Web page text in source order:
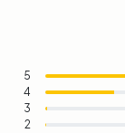
5
4
3
2